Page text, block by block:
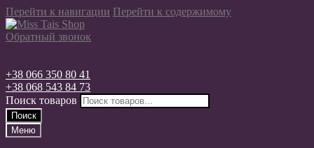
Перейти к навигации Перейти к содержимому
Обратный звонок
+38 066 350 80 41
+38 068 543 84 73
Поиск товаров
Поиск
Меню